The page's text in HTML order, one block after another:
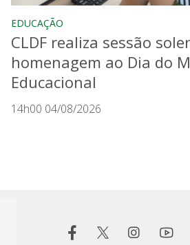
EDUCAÇÃO
CLDF realiza sessão
homenagem ao Dia do
Educacional
14h00 04/08/2026